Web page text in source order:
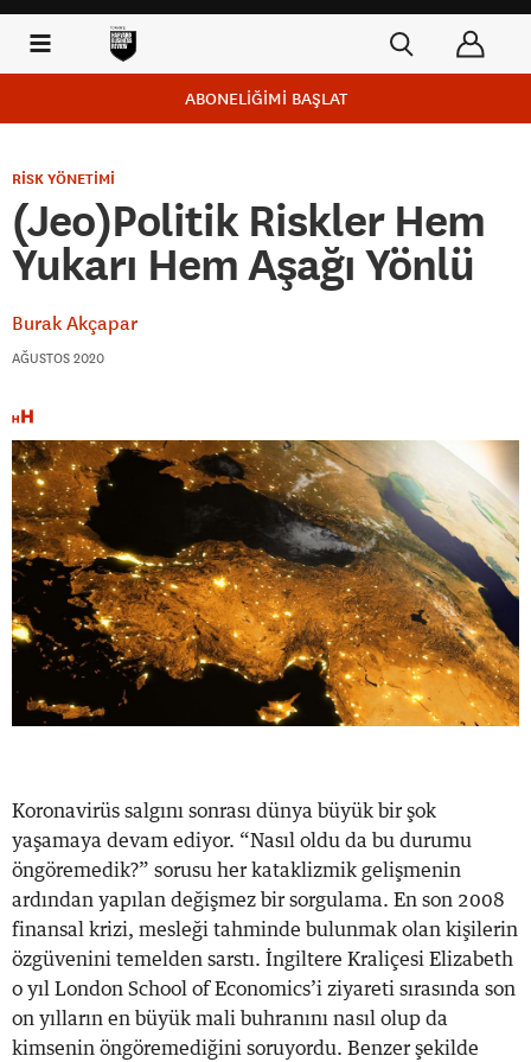
ABONELİĞİMİ BAŞLAT
RİSK YÖNETİMİ
(Jeo)Politik Riskler Hem
Yukarı Hem Aşağı Yönlü
Burak Akçapar
AĞUSTOS 2020
Koronavirüs salgını sonrası dünya büyük bir şok
yaşamaya devam ediyor. “Nasıl oldu da bu durumu
öngöremedik?” sorusu her kataklizmik gelişmenin
ardından yapılan değişmez bir sorgulama. En son 2008
finansal krizi, mesleği tahminde bulunmak olan kişilerin
özgüvenini temelden sarstı. İngiltere Kraliçesi Elizabeth
o yıl London School of Economics’i ziyareti sırasında son
on yılların en büyük mali buhranını nasıl olup da
kimsenin öngöremediğini soruyordu. Benzer şekilde